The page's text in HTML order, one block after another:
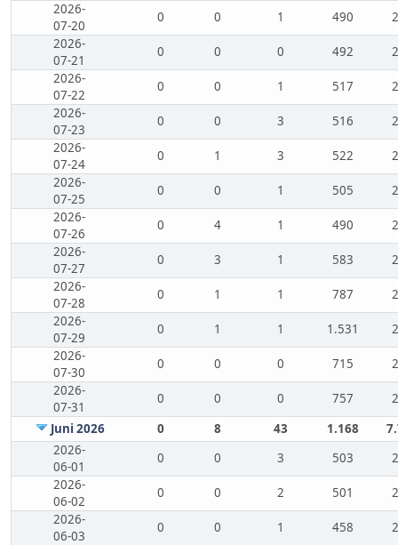
2026-
07-20
0 0 1 490
2026-
07-21
0 0 0 492
2026-
07-22
0 0 1 517
2026-
07-23
0 0 3 516
2026-
07-24
0 1 3 522
2026-
07-25
0 0 1 505
2026-
07-26
0 4 1 490
2026-
07-27
0 3 1 583
2026-
07-28
0 1 1 787
2026-
07-29
0 1 1 1.531
2026-
07-30
0 0 0 715
2026-
07-31
0 0 0 757
Juni 2026
0 8 43 1.168
2026-
06-01
0 0 3 503
2026-
06-02
0 0 2 501
2026-
06-03
0 0 1 458